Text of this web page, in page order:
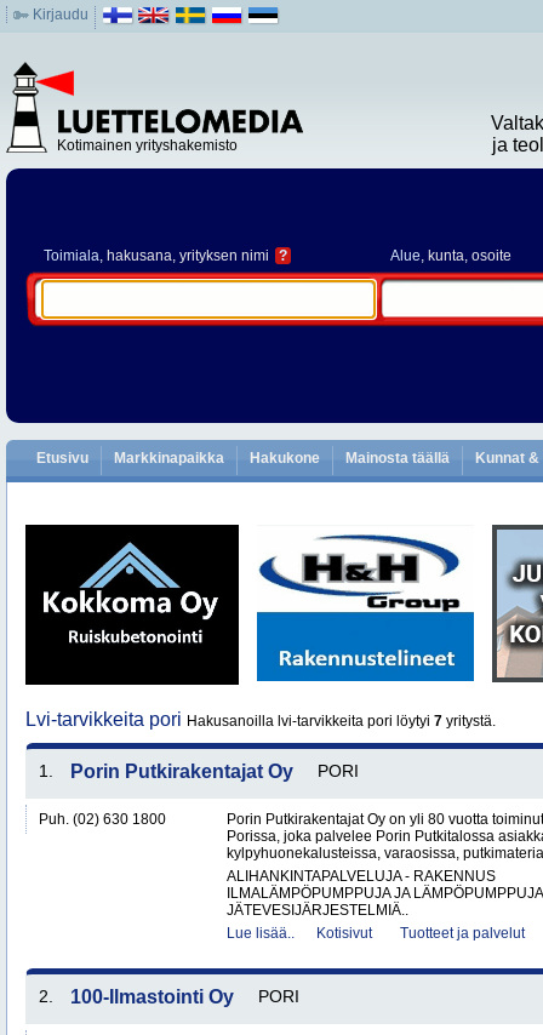
Kirjaudu
Kotimainen yrityshakemisto
ja
Toimiala, hakusana, yrityksen nimi ? Alue, kunta, osoite
Etusivu Markkinapaikka Hakukone Mainosta täällä Kunnat
Lvi-tarvikkeita pori Hakusanoilla lvi-tarvikkeita pori löytyi 7 yritystä.
1. Porin Putkirakentajat Oy PORI
Puh. (02) 630 1800
Porin Putkirakentajat Oy on yli 80 vuotta
Porissa, joka palvelee Porin Putkitalossa
kylpyhuonekalusteissa, varaosissa,
ALIHANKINTAPALVELUJA - RAKENNUS
ILMALÄMPÖPUMPPUJA JA LÄMPÖPUMPPUJA
JÄTEVESIJÄRJESTELMIÄ..
Lue lisää..
Kotisivut Tuotteet ja palvelut
2. 100-Ilmastointi Oy PORI